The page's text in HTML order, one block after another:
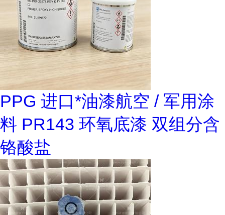
PPG 进口*油漆航空 / 军用涂
料 PR143 环氧底漆 双组分含
铬酸盐